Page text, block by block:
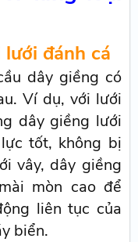
đánh cá
dây giềng có
Ví dụ, với lưới
dây giềng lưới
tốt, không bị
vây, dây giềng
mòn cao để
liên tục của
biển.